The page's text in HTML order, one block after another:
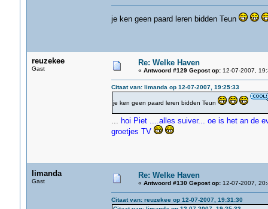
je ken geen paard leren bidden Teun
reuzekee
Gast
Re: Welke Haven
« Antwoord #129 Gepost op:12-07-2007,
Citaat van: limanda op 12-07-2007, 19:25:33
je ken geen paard leren bidden Teun
... hoi Piet ....alles suiver... oe is het an de
groetjes TV
limanda
Gast
Re: Welke Haven
« Antwoord #130 Gepost op:12-07-2007,
Citaat van: reuzekee op 12-07-2007, 19:31:30